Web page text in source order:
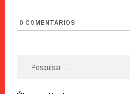
0 COMENTÁRIOS